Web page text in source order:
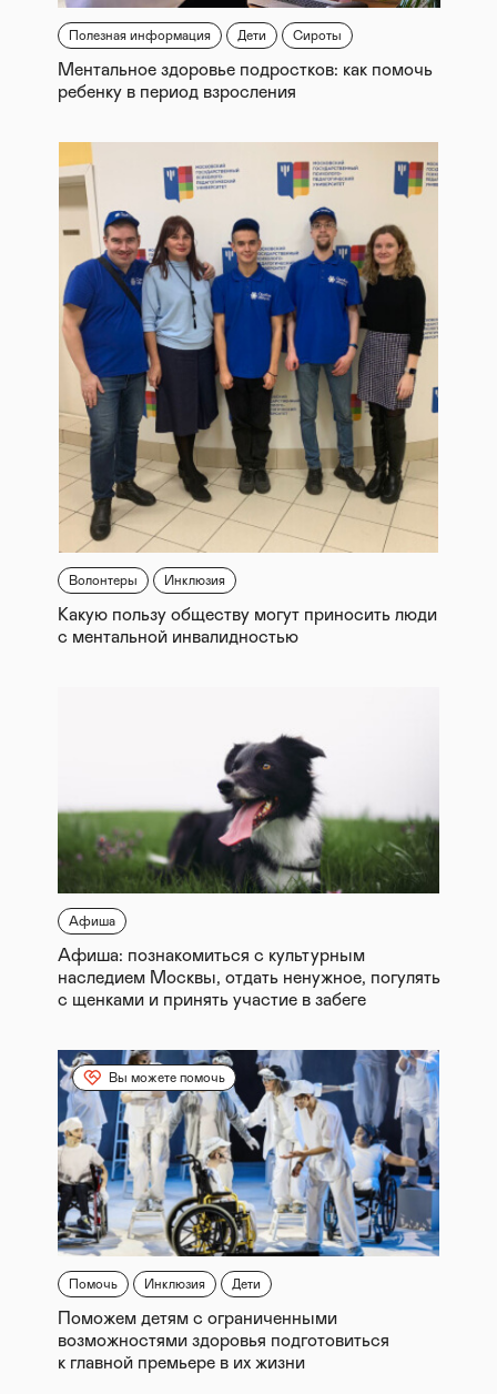
Полезная информация Дети Сироты
Ментальное здоровье подростков: как помочь
ребенку в период взросления
Волонтеры Инклюзия
Какую пользу обществу могут приносить люди
с ментальной инвалидностью
Афиша
Афиша: познакомиться с культурным
наследием Москвы, отдать ненужное, погулять
с щенками и принять участие в забеге
Вы можете помочь
Помочь Инклюзия Дети
Поможем детям с ограниченными
возможностями здоровья подготовиться
к главной премьере в их жизни